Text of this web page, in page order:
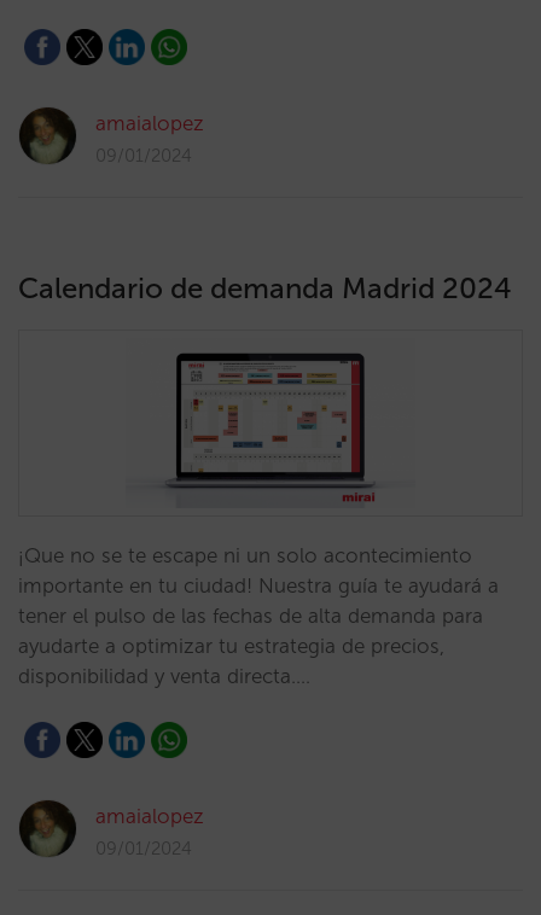
amaialopez
09/01/2024
Calendario de demanda Madrid 2024
¡Que no se te escape ni un solo acontecimiento
importante en tu ciudad! Nuestra guía te ayudará a
tener el pulso de las fechas de alta demanda para
ayudarte a optimizar tu estrategia de precios,
disponibilidad y venta directa.…
amaialopez
09/01/2024